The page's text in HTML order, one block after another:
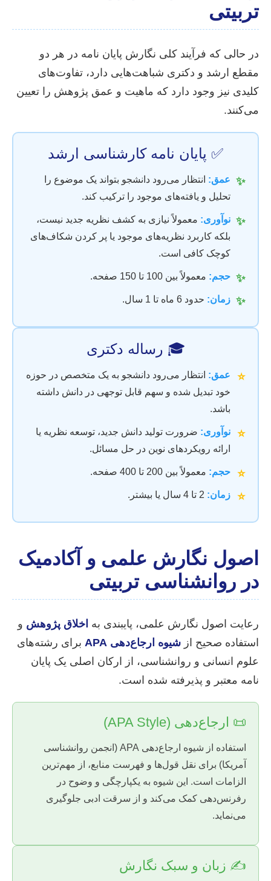
تربیتی
در حالی که فرآیند کلی نگارش پایان نامه در هر دو
مقطع ارشد و دکتری شباهت‌هایی دارد، تفاوت‌های
کلیدی نیز وجود دارد که ماهیت و عمق پژوهش را تعیین
می‌کنند.
✅ پایان نامه کارشناسی ارشد
✨ عمق: انتظار می‌رود دانشجو بتواند یک موضوع را
تحلیل و یافته‌های موجود را ترکیب کند.
✨ نوآوری: معمولاً نیازی به کشف نظریه جدید نیست،
بلکه کاربرد نظریه‌های موجود یا پر کردن شکاف‌های
کوچک کافی است.
✨ حجم: معمولاً بین 100 تا 150 صفحه.
✨ زمان: حدود 6 ماه تا 1 سال.
🎓 رساله دکتری
⭐ عمق: انتظار می‌رود دانشجو به یک متخصص در حوزه
خود تبدیل شده و سهم قابل توجهی در دانش داشته
باشد.
⭐ نوآوری: ضرورت تولید دانش جدید، توسعه نظریه یا
ارائه رویکردهای نوین در حل مسائل.
⭐ حجم: معمولاً بین 200 تا 400 صفحه.
⭐ زمان:
اصول نگارش علمی و آکادمیک
در روانشناسی تربیتی
رعایت اصول نگارش علمی، پایبندی به اخلاق پژوهش و
استفاده صحیح از شیوه ارجاع‌دهی APA
برای رشته‌های
علوم انسانی و روانشناسی، از ارکان اصلی یک پایان
نامه معتبر و پذیرفته شده است.
📜 ارجاع‌دهی (APA Style)
استفاده از شیوه ارجاع‌دهی APA (انجمن روانشناسی
آمریکا) برای نقل قول‌ها و فهرست منابع، از مهم‌ترین
الزامات است. این شیوه به یکپارچگی و وضوح در
رفرنس‌دهی کمک می‌کند و از سرقت ادبی جلوگیری
می‌نماید.
✍️ زبان و سبک نگارش